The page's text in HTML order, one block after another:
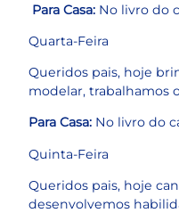
Para Casa: No livro do
Quarta-Feira
Queridos pais, hoje
modelar, trabalhamos
Para Casa: No livro do
Quinta-Feira
Queridos pais, hoje
desenvolvemos